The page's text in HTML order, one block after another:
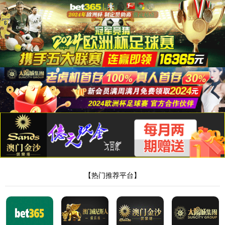
电话
发送邮
箱 微博
聚已内酯板材
主页 聚己内酯 聚已内酯板材
低温热塑板